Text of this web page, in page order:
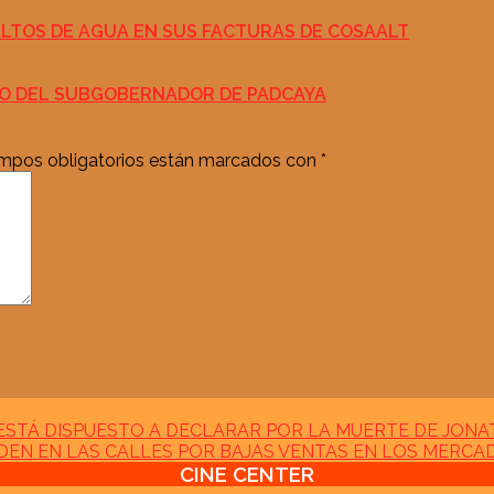
DE AGUA EN SUS FACTURAS DE COSAALT
DEL SUBGOBERNADOR DE PADCAYA
obligatorios están marcados con *
DISPUESTO A DECLARAR POR LA MUERTE DE
EN LAS CALLES POR BAJAS VENTAS EN LOS
CINE CENTER